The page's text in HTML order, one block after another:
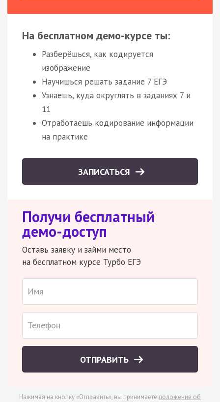
На бесплатном демо-курсе ты:
Разберёшься, как кодируется
изображение
Научишься решать задание 7 ЕГЭ
Узнаешь, куда округлять в заданиях 7 и
11
Отработаешь кодирование информации
на практике
ЗАПИСАТЬСЯ
Получи бесплатный
демо-доступ
Оставь заявку и займи место
на бесплатном курсе Турбо ЕГЭ
ОТПРАВИТЬ
Нажимая на кнопку «Отправить», вы принимаете положение об